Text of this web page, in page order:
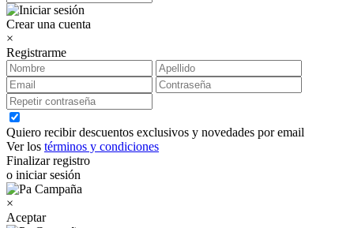
Crear una cuenta
×
Registrarme
Quiero recibir descuentos exclusivos y novedades por email
Ver los términos y condiciones
Finalizar registro
o iniciar sesión
×
Aceptar